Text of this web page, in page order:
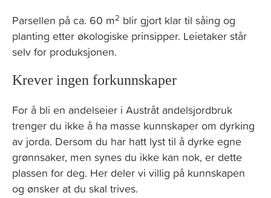
Parsellen på ca. 60 m2 blir gjort klar til såing og
planting etter økologiske prinsipper. Leietaker står
selv for produksjonen.
Krever ingen forkunnskaper
For å bli en andelseier i Austråt andelsjordbruk
trenger du ikke å ha masse kunnskaper om dyrking
av jorda. Dersom du har hatt lyst til å dyrke egne
grønnsaker, men synes du ikke kan nok, er dette
plassen for deg. Her deler vi villig på kunnskapen
og ønsker at du skal trives.